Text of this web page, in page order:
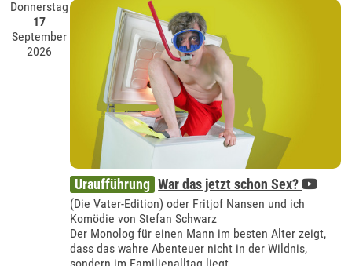
Donnerstag
17
September
2026
Uraufführung War das jetzt schon Sex?
(Die Vater-Edition) oder Fritjof Nansen und ich
Komödie von Stefan Schwarz
Der Monolog für einen Mann im besten Alter zeigt,
dass das wahre Abenteuer nicht in der Wildnis,